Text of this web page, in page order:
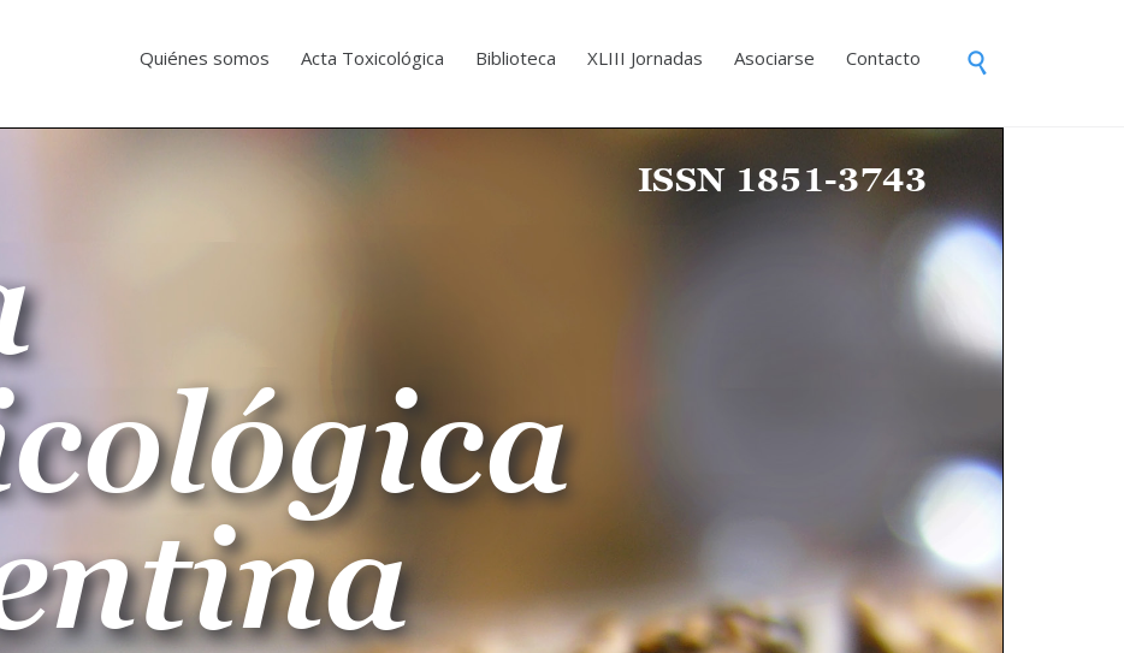
Skip
Quiénes somos Acta Toxicológica Biblioteca XLIII Jornadas Asociarse Contacto 